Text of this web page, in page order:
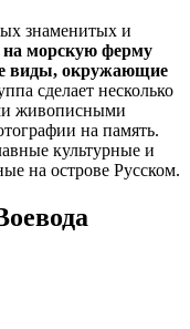
знаменитых и
на морскую ферму
виды, окружающие
сделает несколько
живописными
на память.
культурные и
на острове Русском.